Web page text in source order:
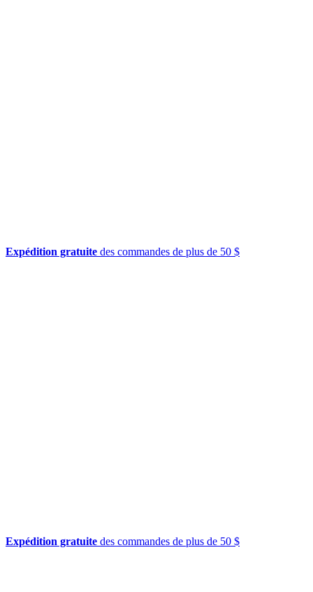
Expédition gratuite des commandes de plus de 50 $
Expédition gratuite des commandes de plus de 50 $